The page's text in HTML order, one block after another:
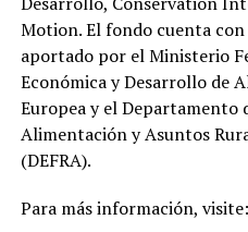
Motion. El fondo cuenta
aportado por el Ministerio
Económica y Desarrollo de
Europea y el Departamento
Alimentación y Asuntos
(DEFRA).
Para más información,